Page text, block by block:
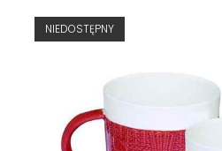
NIEDOSTĘPNY